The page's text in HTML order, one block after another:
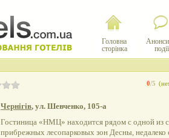
Головна
сторінка
події
0/5
Чернігів, ул. Шевченко, 105-а
Гостиница «НМЦ» находится рядом с одной из
прибрежных лесопарковых зон Десны, недалеко